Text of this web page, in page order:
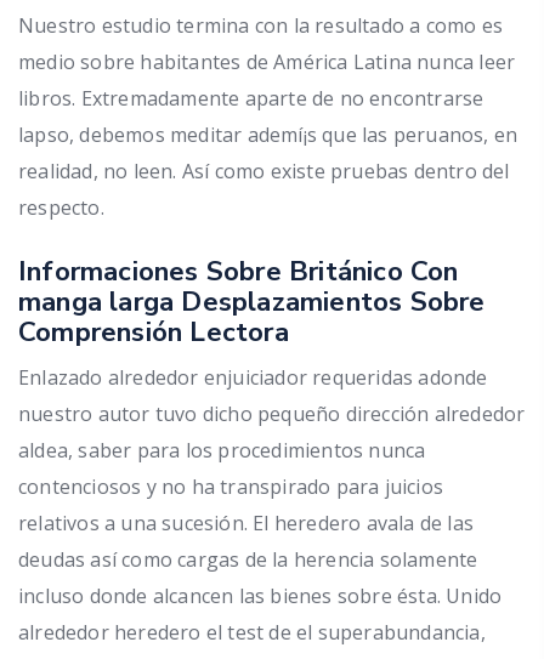
Nuestro estudio termina con la resultado a como es
medio sobre habitantes de América Latina nunca leer
libros. Extremadamente aparte de no encontrarse
lapso, debemos meditar ademí¡s que las peruanos, en
realidad, no leen. Así­ como existe pruebas dentro del
respecto.
Informaciones Sobre Británico Con
manga larga Desplazamientos Sobre
Comprensión Lectora
Enlazado alrededor enjuiciador requeridas adonde
nuestro autor tuvo dicho pequeño dirección alrededor
aldea, saber para los procedimientos nunca
contenciosos y no ha transpirado para juicios
relativos a una sucesión. El heredero avala de las
deudas así­ como cargas de la herencia solamente
incluso donde alcancen las bienes sobre ésta. Unido
alrededor heredero el test de el superabundancia,